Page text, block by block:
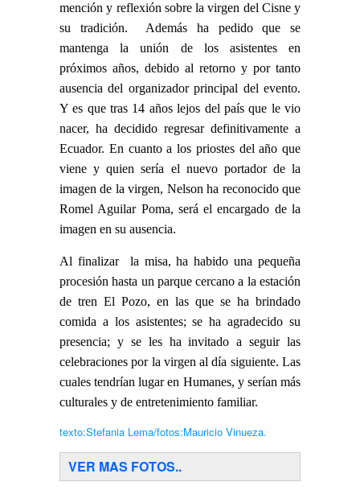
mención y reflexión sobre la virgen del Cisne y
su tradición. Además ha pedido que se
mantenga la unión de los asistentes en
próximos años, debido al retorno y por tanto
ausencia del organizador principal del evento.
Y es que tras 14 años lejos del país que le vio
nacer, ha decidido regresar definitivamente a
Ecuador. En cuanto a los priostes del año que
viene y quien sería el nuevo portador de la
imagen de la virgen, Nelson ha reconocido que
Romel Aguilar Poma, será el encargado de la
imagen en su ausencia.
Al finalizar la misa, ha habido una pequeña
procesión hasta un parque cercano a la estación
de tren El Pozo, en las que se ha brindado
comida a los asistentes; se ha agradecido su
presencia; y se les ha invitado a seguir las
celebraciones por la virgen al día siguiente. Las
cuales tendrían lugar en Humanes, y serían más
culturales y de entretenimiento familiar.
texto:Stefania Lema/fotos:Mauricio Vinueza.
VER MAS FOTOS..